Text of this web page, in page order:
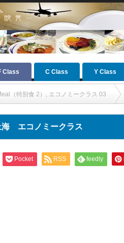
Class C Class Y Class
（特別食 2） , エコノミークラス 03
エコノミークラス
Pocket RSS feedly